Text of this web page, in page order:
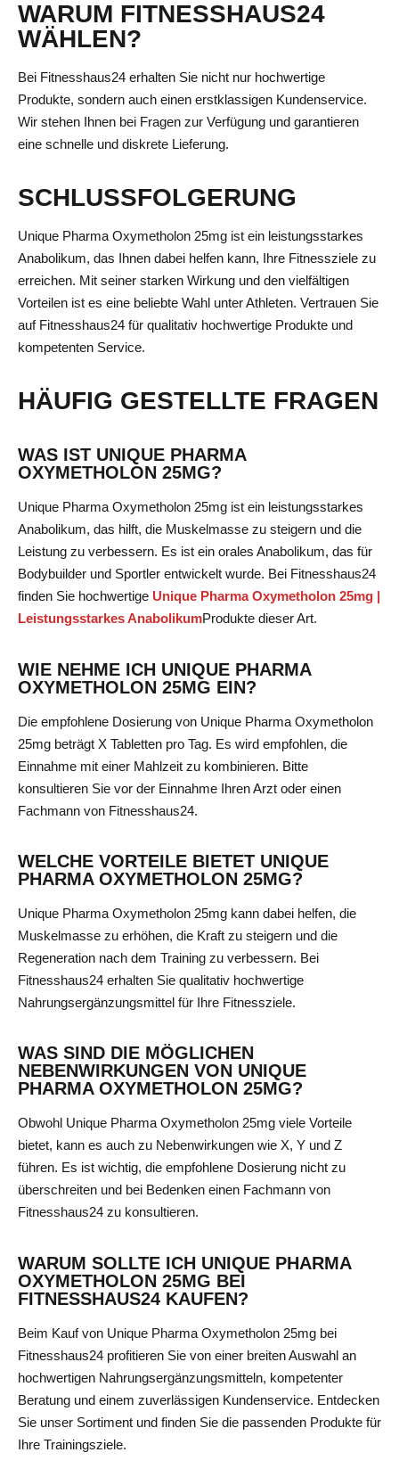
WARUM FITNESSHAUS24
WÄHLEN?
Bei Fitnesshaus24 erhalten Sie nicht nur hochwertige
Produkte, sondern auch einen erstklassigen Kundenservice.
Wir stehen Ihnen bei Fragen zur Verfügung und garantieren
eine schnelle und diskrete Lieferung.
SCHLUSSFOLGERUNG
Unique Pharma Oxymetholon 25mg ist ein leistungsstarkes
Anabolikum, das Ihnen dabei helfen kann, Ihre Fitnessziele zu
erreichen. Mit seiner starken Wirkung und den vielfältigen
Vorteilen ist es eine beliebte Wahl unter Athleten. Vertrauen Sie
auf Fitnesshaus24 für qualitativ hochwertige Produkte und
kompetenten Service.
HÄUFIG GESTELLTE FRAGEN
WAS IST UNIQUE PHARMA
OXYMETHOLON 25MG?
Unique Pharma Oxymetholon 25mg ist ein leistungsstarkes
Anabolikum, das hilft, die Muskelmasse zu steigern und die
Leistung zu verbessern. Es ist ein orales Anabolikum, das für
Bodybuilder und Sportler entwickelt wurde. Bei Fitnesshaus24
finden Sie hochwertige Unique Pharma Oxymetholon 25mg |
Leistungsstarkes AnabolikumProdukte dieser Art.
WIE NEHME ICH UNIQUE PHARMA
OXYMETHOLON 25MG EIN?
Die empfohlene Dosierung von Unique Pharma Oxymetholon
25mg beträgt X Tabletten pro Tag. Es wird empfohlen, die
Einnahme mit einer Mahlzeit zu kombinieren. Bitte
konsultieren Sie vor der Einnahme Ihren Arzt oder einen
Fachmann von Fitnesshaus24.
WELCHE VORTEILE BIETET UNIQUE
PHARMA OXYMETHOLON 25MG?
Unique Pharma Oxymetholon 25mg kann dabei helfen, die
Muskelmasse zu erhöhen, die Kraft zu steigern und die
Regeneration nach dem Training zu verbessern. Bei
Fitnesshaus24 erhalten Sie qualitativ hochwertige
Nahrungsergänzungsmittel für Ihre Fitnessziele.
WAS SIND DIE MÖGLICHEN
NEBENWIRKUNGEN VON UNIQUE
PHARMA OXYMETHOLON 25MG?
Obwohl Unique Pharma Oxymetholon 25mg viele Vorteile
bietet, kann es auch zu Nebenwirkungen wie X, Y und Z
führen. Es ist wichtig, die empfohlene Dosierung nicht zu
überschreiten und bei Bedenken einen Fachmann von
Fitnesshaus24 zu konsultieren.
WARUM SOLLTE ICH UNIQUE PHARMA
OXYMETHOLON 25MG BEI
FITNESSHAUS24 KAUFEN?
Beim Kauf von Unique Pharma Oxymetholon 25mg bei
Fitnesshaus24 profitieren Sie von einer breiten Auswahl an
hochwertigen Nahrungsergänzungsmitteln, kompetenter
Beratung und einem zuverlässigen Kundenservice. Entdecken
Sie unser Sortiment und finden Sie die passenden Produkte für
Ihre Trainingsziele.